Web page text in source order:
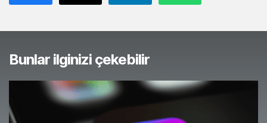
Bunlar ilginizi çekebilir